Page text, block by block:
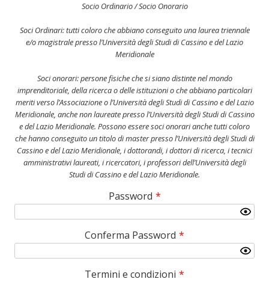
Socio Ordinario / Socio Onorario
Soci Ordinari: tutti coloro che abbiano conseguito una laurea triennale
e/o magistrale presso l’Università degli Studi di Cassino e del Lazio
Meridionale
Soci onorari: persone fisiche che si siano distinte nel mondo
imprenditoriale, della ricerca o delle istituzioni o che abbiano particolari
meriti verso l’Associazione o l’Università degli Studi di Cassino e del Lazio
Meridionale, anche non laureate presso l’Università degli Studi di Cassino
e del Lazio Meridionale. Possono essere soci onorari anche tutti coloro
che hanno conseguito un titolo di master presso l’Università degli Studi di
Cassino e del Lazio Meridionale, i dottorandi, i dottori di ricerca, i tecnici
amministrativi laureati, i ricercatori, i professori dell’Università degli
Studi di Cassino e del Lazio Meridionale.
Password *
Conferma Password *
Termini e condizioni *